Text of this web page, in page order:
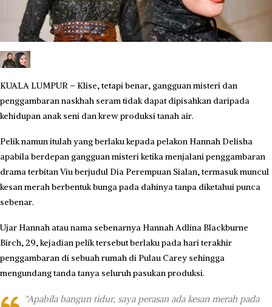
KUALA LUMPUR – Klise, tetapi benar, gangguan misteri dan
penggambaran naskhah seram tidak dapat dipisahkan daripada
kehidupan anak seni dan krew produksi tanah air.
Pelik namun itulah yang berlaku kepada pelakon Hannah Delisha
apabila berdepan gangguan misteri ketika menjalani penggambaran
drama terbitan Viu berjudul Dia Perempuan Sialan, termasuk muncul
kesan merah berbentuk bunga pada dahinya tanpa diketahui punca
sebenar.
Ujar Hannah atau nama sebenarnya Hannah Adlina Blackburne
Birch, 29, kejadian pelik tersebut berlaku pada hari terakhir
penggambaran di sebuah rumah di Pulau Carey sehingga
mengundang tanda tanya seluruh pasukan produksi.
“Apabila bangun tidur, saya perasan ada kesan merah pada